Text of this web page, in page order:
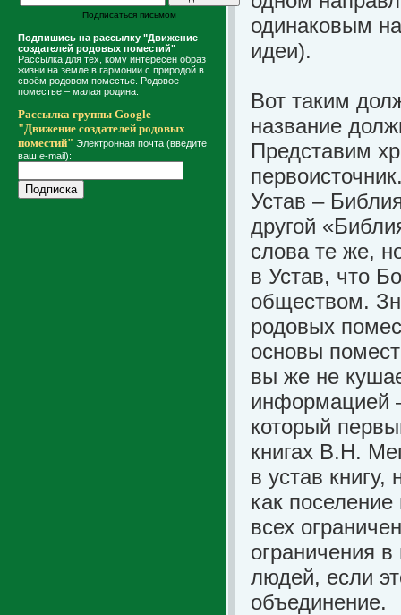
Подписаться письмом
Подпишись на рассылку "Движение
создателей родовых поместий"
Рассылка для тех, кому интересен образ
жизни на земле в гармонии с природой в
своём родовом поместье. Родовое
поместье – малая родина.
Рассылка группы Google
"Движение создателей родовых
поместий" Электронная почта (введите
ваш e-mail):
одинаковым
идеи).
Вот таким
название
Представим
Устав –
другой
слова те же,
в Устав, что
обществом.
родовых
основы
вы же не
информацией
который
книгах В.Н.
в устав
как
всех
ограничения
людей, если
объединение.